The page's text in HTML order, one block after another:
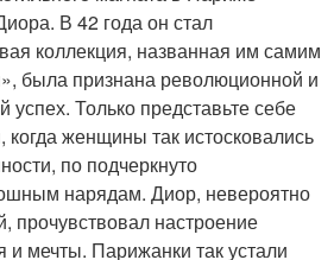
В 42 года он стал
коллекция, названная им самим
была признана революционной и
успех. Только представьте себе
женщины так истосковались
по подчеркнуто
нарядам. Диор, невероятно
прочувствовал настроение
и мечты. Парижанки так устали